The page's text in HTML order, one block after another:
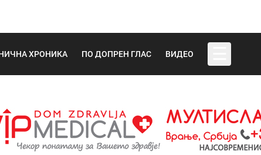
ХРОНИКА ПО ДОПРЕН ГЛАС ВИДЕО